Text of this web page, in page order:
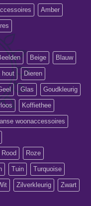
Amber
Beige Blauw
hout Dieren
Glas Goudkleurig
Koffiethee
woonaccessoires
Rood Roze
Tuin Turquoise
Zilverkleurig Zwart